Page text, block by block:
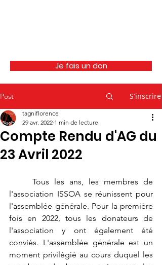
Je fais un don
Post S'inscrire
Compte Rendu d'AG du
23 Avril 2022
tagniflorence
29 avr. 2022 1 min de lecture
l'association ISSOA se réunissent pour
l'assemblée générale. Pour la première
fois en 2022, tous les donateurs de
l'association y ont également été
conviés. L'assemblée générale est un
moment privilégié au cours duquel les